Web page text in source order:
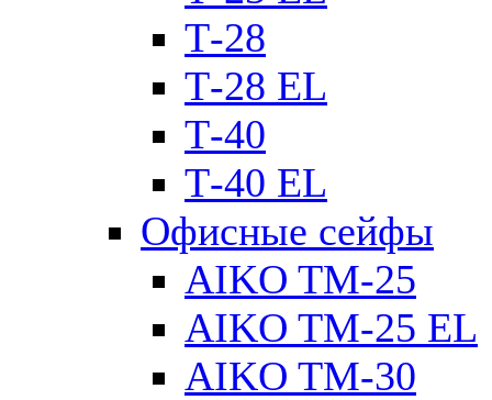
Т-28
Т-28 EL
Т-40
Т-40 EL
Офисные сейфы
AIKO TM-25
AIKO TM-25 EL
AIKO TM-30